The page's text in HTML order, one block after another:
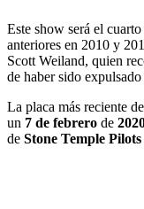
Este show será el
anteriores en 2010 y
Scott Weiland, quien
de haber sido
La placa más reciente
un 7 de febrero de
de Stone Temple Pilots